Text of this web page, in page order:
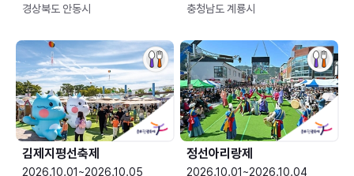
경상북도 안동시
충청남도 계룡시
김제지평선축제
2026.10.01~2026.10.05
정선아리랑제
2026.10.01~2026.10.04